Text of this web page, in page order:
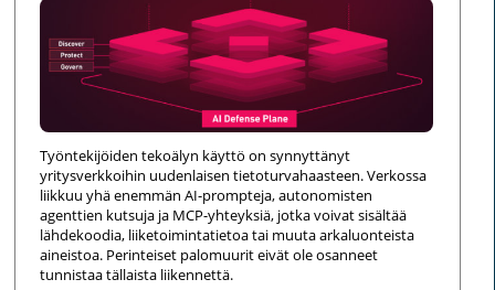
Työntekijöiden tekoälyn käyttö on synnyttänyt
yritysverkkoihin uudenlaisen tietoturvahaasteen. Verkossa
liikkuu yhä enemmän AI-prompteja, autonomisten
agenttien kutsuja ja MCP-yhteyksiä, jotka voivat sisältää
lähdekoodia, liiketoimintatietoa tai muuta arkaluonteista
aineistoa. Perinteiset palomuurit eivät ole osanneet
tunnistaa tällaista liikennettä.